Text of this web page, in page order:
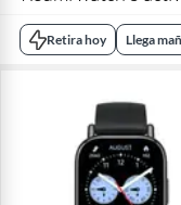
Retira hoy Llega